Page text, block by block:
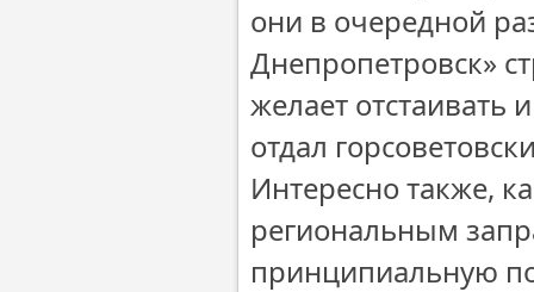
они в очередной
Днепропетровск»
желает отстаивать
отдал
Интересно также,
региональным
принципиальную